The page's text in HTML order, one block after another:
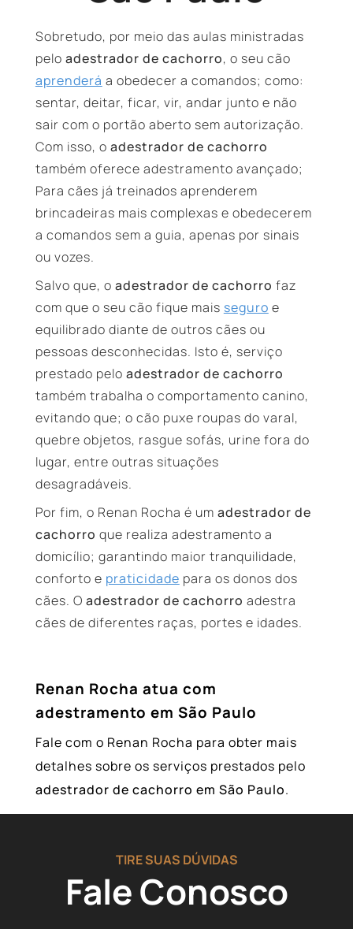
Sobretudo, por meio das aulas ministradas
pelo adestrador de cachorro, o seu cão
aprenderá a obedecer a comandos; como:
sentar, deitar, ficar, vir, andar junto e não
sair com o portão aberto sem autorização.
Com isso, o adestrador de cachorro
também oferece adestramento avançado;
Para cães já treinados aprenderem
brincadeiras mais complexas e obedecerem
a comandos sem a guia, apenas por sinais
ou vozes.
Salvo que, o adestrador de cachorro faz
com que o seu cão fique mais seguro e
equilibrado diante de outros cães ou
pessoas desconhecidas. Isto é, serviço
prestado pelo adestrador de cachorro
também trabalha o comportamento canino,
evitando que; o cão puxe roupas do varal,
quebre objetos, rasgue sofás, urine fora do
lugar, entre outras situações
desagradáveis.
Por fim, o Renan Rocha é um adestrador de
cachorro que realiza adestramento a
domicílio; garantindo maior tranquilidade,
conforto e praticidade para os donos dos
cães. O adestrador de cachorro adestra
cães de diferentes raças, portes e idades.
Renan Rocha atua com
adestramento em São Paulo
Fale com o Renan Rocha para obter mais
detalhes sobre os serviços prestados pelo
adestrador de cachorro em São Paulo.
TIRE SUAS DÚVIDAS
Fale Conosco